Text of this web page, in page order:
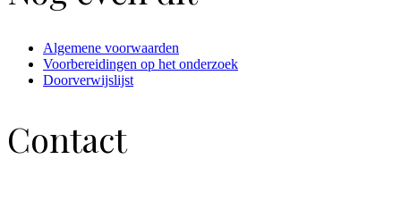
Algemene voorwaarden
Voorbereidingen op het onderzoek
Doorverwijslijst
Contact